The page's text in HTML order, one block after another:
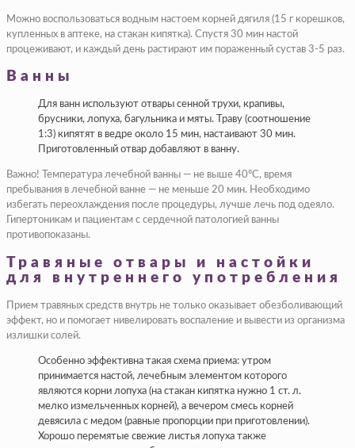
Можно воспользоваться водным настоем корней дягиля (15 г корешков,
купленных в аптеке, на стакан кипятка). Спустя 30 мин настой
процеживают, и каждый день растирают им пораженный сустав 3-5 раз.
Ванны
Для ванн используют отвары сенной трухи, крапивы,
брусники, лопуха, багульника и мяты. Траву (соотношение
1:3) кипятят в ведре около 15 мин, настаивают 30 мин.
Приготовленный отвар добавляют в ванну.
Важно! Температура лечебной ванны — не выше 40ºC, время
пребывания в лечебной ванне — не меньше 20 мин. Необходимо
избегать переохлаждения после процедуры, лучше лечь под одеяло.
Гипертоникам и пациентам с сердечной патологией ванны
противопоказаны.
Травяные отвары и настойки
для внутреннего употребления
Прием травяных средств внутрь не только оказывает обезболивающий
эффект, но и помогает нивелировать воспаление и вывести из организма
излишки солей.
Особенно эффективна такая схема приема: утром
принимается настой, лечебным элементом которого
являются корни лопуха (на стакан кипятка нужно 1 ст. л.
мелко измельченных корней), а вечером смесь корней
девясила с медом (равные пропорции при приготовлении).
Хорошо перемятые свежие листья лопуха также